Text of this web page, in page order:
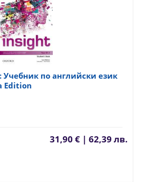
Учебник по английски език
Edition
31,90 € | 62,39 лв.